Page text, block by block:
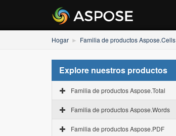
Hogar Familia de productos Aspose.Cells
Explore nuestros productos
Familia de productos Aspose.Total
Familia de productos Aspose.Words
Familia de productos Aspose.PDF